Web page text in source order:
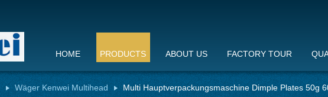
HOME PRODUCTS ABOUT US FACTORY TOUR
Wäger Kenwei Multihead Multi Hauptverpackungsmaschine Dimple Plates 50g